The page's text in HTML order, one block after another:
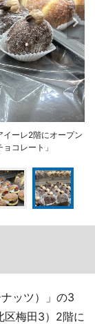
ーレ2階にオープン
コレート」
ッツ）」の3
区梅田3）2階に